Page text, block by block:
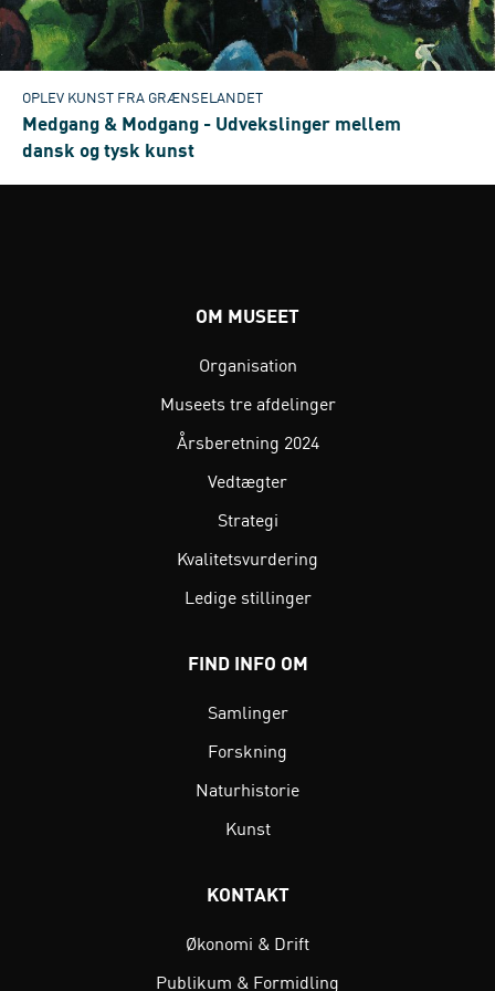
OPLEV KUNST FRA GRÆNSELANDET
Medgang & Modgang - Udvekslinger mellem
dansk og tysk kunst
OM MUSEET
Organisation
Museets tre afdelinger
Årsberetning 2024
Vedtægter
Strategi
Kvalitetsvurdering
Ledige stillinger
FIND INFO OM
Samlinger
Forskning
Naturhistorie
Kunst
KONTAKT
Økonomi & Drift
Publikum & Formidling